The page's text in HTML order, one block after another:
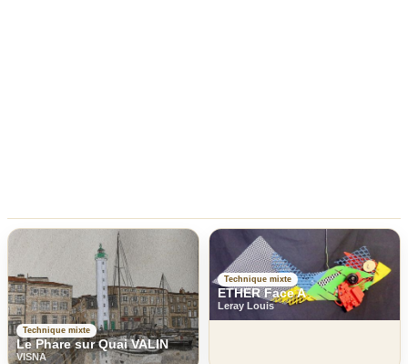
Technique mixte
Le Phare sur Quai VALIN
VISNA
Technique mixte
ETHER Face A
Leray Louis